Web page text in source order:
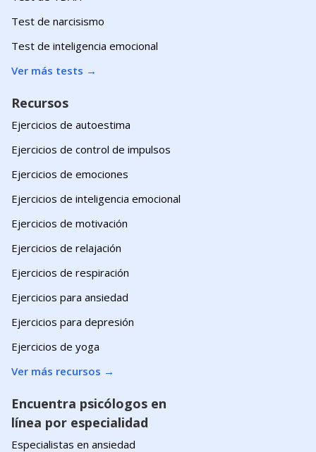
Test de narcisismo
Test de inteligencia emocional
Ver más tests →
Recursos
Ejercicios de autoestima
Ejercicios de control de impulsos
Ejercicios de emociones
Ejercicios de inteligencia emocional
Ejercicios de motivación
Ejercicios de relajación
Ejercicios de respiración
Ejercicios para ansiedad
Ejercicios para depresión
Ejercicios de yoga
Ver más recursos →
Encuentra psicólogos en
línea por especialidad
Especialistas en ansiedad